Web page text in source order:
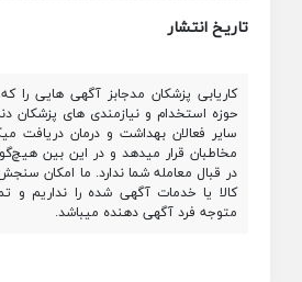
تاریخ انتشار
کاریابی پزشکان مدجابز آگهی هایی را
حوزه استخدام و نیازمندی های پزشکان
سایر فعالان بهداشت و درمان دریافت
مخاطبان قرار میدهد و در این بین
در قبال معامله شما ندارد. ما امکان
کالا یا خدمات آگهی شده را نداریم و
متوجه فرد آگهی دهنده میباشد.